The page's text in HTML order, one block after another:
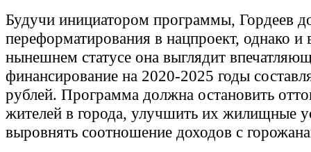
Будучи инициатором программы, Гордеев
переформатирования в нацпроект, однако и
нынешнем статусе она выглядит
финансирование на 2020-2025 годы
рублей. Программа должна остановить
жителей в города, улучшить их жилищные
выровнять соотношение доходов с